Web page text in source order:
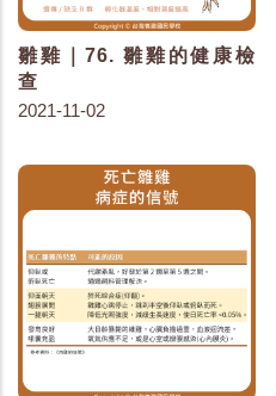
雛雞｜76. 雛雞的健康檢
查
2021-11-02